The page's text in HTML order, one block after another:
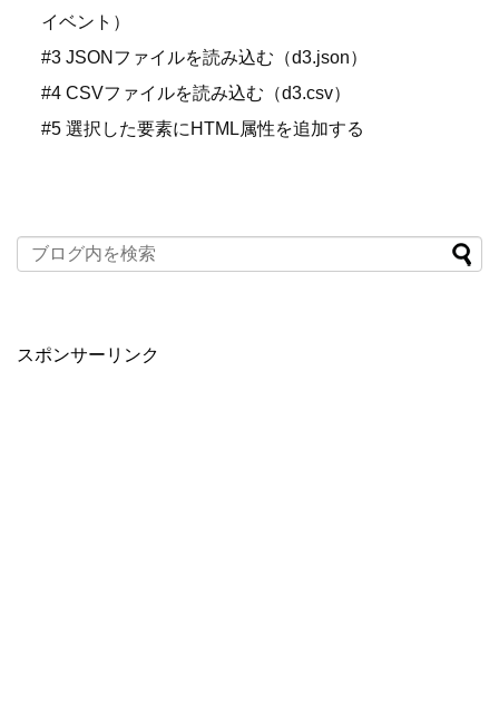
イベント）
#3 JSONファイルを読み込む（d3.json）
#4 CSVファイルを読み込む（d3.csv）
#5 選択した要素にHTML属性を追加する
スポンサーリンク